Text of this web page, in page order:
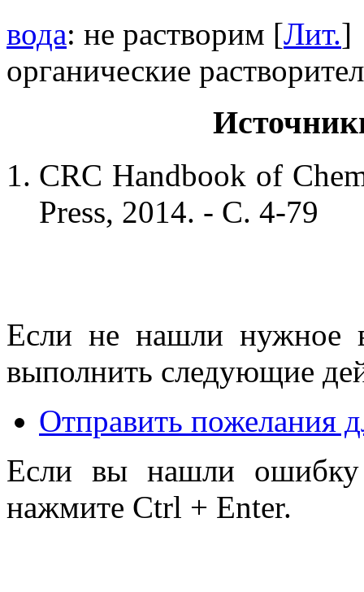
вода: не растворим [Лит.]
органические
CRC Handbook of
Press, 2014. - С. 4-79
Если не нашли нужное
выполнить следующие
Отправить пожелания
Если вы нашли ошибку
нажмите Ctrl + Enter.